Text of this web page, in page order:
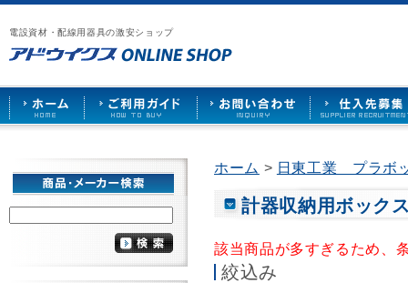
電設資材・配線用器具の激安ショップ
漏
電
ブ
レ
ー
カ
ー
や
照
ケ
ッ
ト
な
ア
ウ
イ
ス
HOME
ご
用
ガ
ド
お
い
合
せ
仕
先
募
ホーム > 日東工業 プラボ
計器収納用ボック
該当商品が多すぎるため、
絞込み